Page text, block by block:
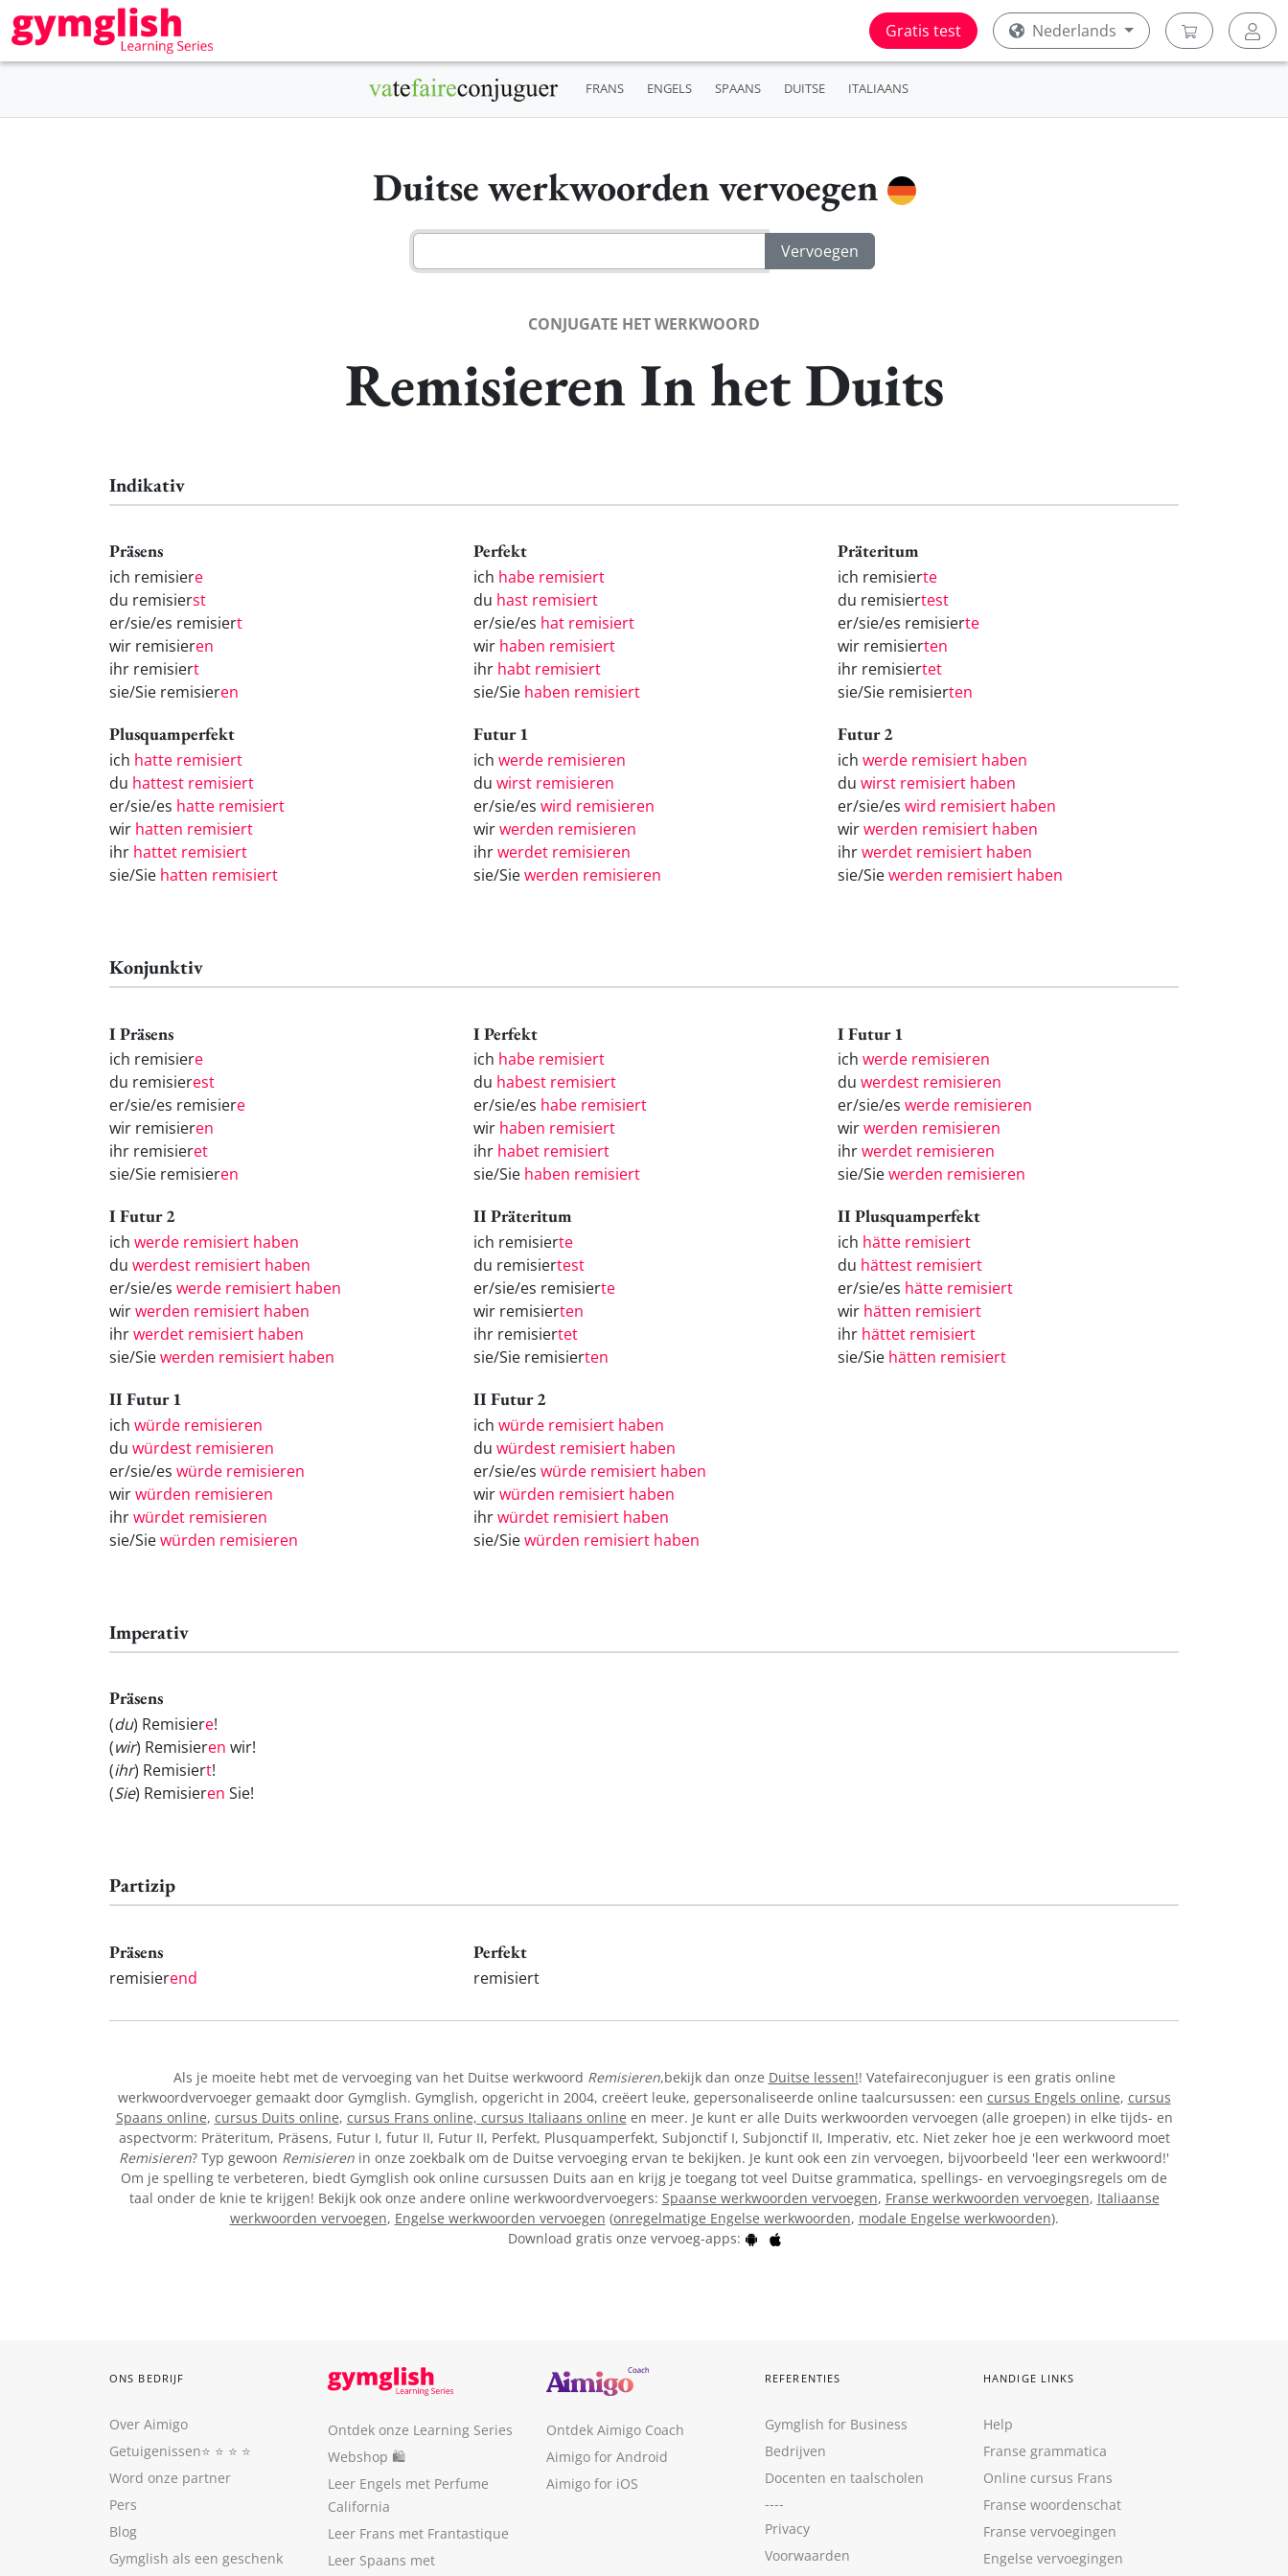
Gratis test Nederlands
FRANS ENGELS SPAANS DUITSE ITALIAANS
Duitse werkwoorden vervoegen
CONJUGATE HET WERKWOORD
Remisieren In het Duits
Indikativ
Präsens
ich remisiere
du remisierst
er/sie/es remisiert
wir remisieren
ihr remisiert
sie/Sie remisieren
Perfekt
ich habe remisiert
du hast remisiert
er/sie/es hat remisiert
wir haben remisiert
ihr habt remisiert
sie/Sie haben remisiert
Präteritum
ich remisierte
du remisiertest
er/sie/es remisierte
wir remisierten
ihr remisiertet
sie/Sie remisierten
Plusquamperfekt
ich hatte remisiert
du hattest remisiert
er/sie/es hatte remisiert
wir hatten remisiert
ihr hattet remisiert
sie/Sie hatten remisiert
Futur 1
ich werde remisieren
du wirst remisieren
er/sie/es wird remisieren
wirwerden remisieren
ihrwerdet remisieren
sie/Siewerden remisieren
Futur 2
ich werde remisiert haben
du wirst remisiert haben
er/sie/es wird remisiert haben
wirwerden remisiert haben
ihrwerdet remisiert haben
sie/Siewerden remisiert haben
Konjunktiv
I Präsens
ich remisiere
du remisierest
er/sie/es remisiere
wir remisieren
ihr remisieret
sie/Sie remisieren
I Perfekt
ich habe remisiert
du habest remisiert
er/sie/es habe remisiert
wir haben remisiert
ihr habet remisiert
sie/Sie haben remisiert
I Futur 1
ich werde remisieren
du werdest remisieren
er/sie/es werde remisieren
wirwerden remisieren
ihrwerdet remisieren
sie/Siewerden remisieren
I Futur 2
ich werde remisiert haben
du werdest remisiert haben
er/sie/es werde remisiert haben
wirwerden remisiert haben
ihrwerdet remisiert haben
sie/Siewerden remisiert haben
II Präteritum
ich remisierte
du remisiertest
er/sie/es remisierte
wir remisierten
ihr remisiertet
sie/Sie remisierten
II Plusquamperfekt
ich hätte remisiert
du hättest remisiert
er/sie/es hätte remisiert
wir hätten remisiert
ihr hättet remisiert
sie/Sie hätten remisiert
II Futur 1
ich würde remisieren
du würdest remisieren
er/sie/es würde remisieren
wirwürden remisieren
ihrwürdet remisieren
sie/Siewürden remisieren
II Futur 2
ich würde remisiert haben
du würdest remisiert haben
er/sie/es würde remisiert haben
wirwürden remisiert haben
ihrwürdet remisiert haben
sie/Siewürden remisiert haben
Imperativ
Präsens
(du) Remisiere!
(wir) Remisieren wir!
(ihr) Remisiert!
(Sie) Remisieren Sie!
Partizip
Präsens
remisierend
Perfekt
remisiert
Als je moeite hebt met de vervoeging van het Duitse werkwoord Remisieren,bekijk dan onze Duitse lessen!! Vatefaireconjuguer is een gratis online
werkwoordvervoeger gemaakt door Gymglish. Gymglish, opgericht in 2004, creëert leuke, gepersonaliseerde online taalcursussen: een cursus Engels online, cursus
Spaans online, cursus Duits online, cursus Frans online, cursus Italiaans online en meer. Je kunt er alle Duits werkwoorden vervoegen (alle groepen) in elke tijds- en
aspectvorm: Präteritum, Präsens, Futur I, futur II, Futur II, Perfekt, Plusquamperfekt, Subjonctif I, Subjonctif II, Imperativ, etc. Niet zeker hoe je een werkwoord moet
Remisieren? Typ gewoon Remisieren in onze zoekbalk om de Duitse vervoeging ervan te bekijken. Je kunt ook een zin vervoegen, bijvoorbeeld 'leer een werkwoord!'
Om je spelling te verbeteren, biedt Gymglish ook online cursussen Duits aan en krijg je toegang tot veel Duitse grammatica, spellings- en vervoegingsregels om de
taal onder de knie te krijgen! Bekijk ook onze andere online werkwoordvervoegers: Spaanse werkwoorden vervoegen, Franse werkwoorden vervoegen, Italiaanse
werkwoorden vervoegen, Engelse werkwoorden vervoegen (onregelmatige Engelse werkwoorden, modale Engelse werkwoorden).
Download gratis onze vervoeg-apps:
ONS BEDRIJF
Over Aimigo
Getuigenissen⭐️ ⭐️ ⭐️ ⭐️
Word onze partner
Pers
Blog
Gymglish als een geschenk
Ontdek onze Learning Series
Webshop 🛍
Leer Engels met Perfume
California
Leer Frans met Frantastique
Leer Spaans met
Ontdek Aimigo Coach
Aimigo for Android
Aimigo for iOS
REFERENTIES
Gymglish for Business
Bedrijven
Docenten en taalscholen
----
Privacy
Voorwaarden
HANDIGE LINKS
Help
Franse grammatica
Online cursus Frans
Franse woordenschat
Franse vervoegingen
Engelse vervoegingen